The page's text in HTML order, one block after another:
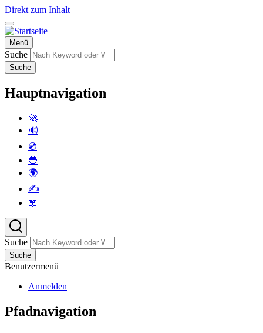
Direkt zum Inhalt
Menü
Suche
Suche
Hauptnavigation
🚀
🔊
💿
🔵
🌍
✍️
📖
Suche
Suche
Benutzermenü
Anmelden
Pfadnavigation